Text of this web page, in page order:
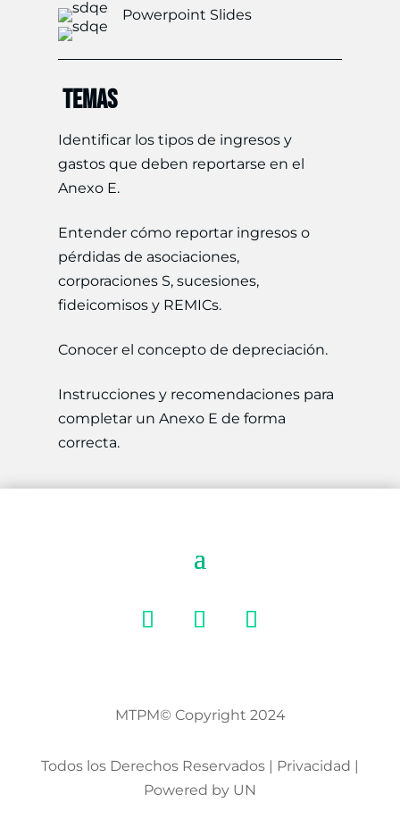
Powerpoint Slides
TEMAS
Identificar los tipos de ingresos y
gastos que deben reportarse en el
Anexo E.
Entender cómo reportar ingresos o
pérdidas de asociaciones,
corporaciones S, sucesiones,
fideicomisos y REMICs.
Conocer el concepto de depreciación.
Instrucciones y recomendaciones para
completar un Anexo E de forma
correcta.
MTPM© Copyright 2024
Todos los Derechos Reservados | Privacidad |
Powered by UN